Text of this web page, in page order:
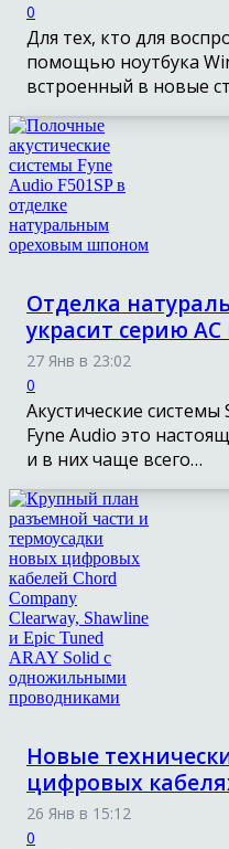
0
Для тех, кто для
помощью ноутбука
встроенный в новые
Отделка
украсит серию АС
27 Янв в 23:02
0
Акустические
Fyne Audio это
и в них чаще всего…
Новые
цифровых
26 Янв в 15:12
0